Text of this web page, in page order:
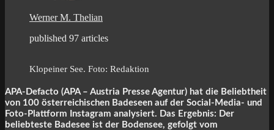
Werner M. Thelian
published 97 articles
Klopeiner See. Foto: Redaktion
APA-Defacto (APA – Austria Presse Agentur) hat die Beliebtheit
von 100 österreichischen Badeseen auf der Social-Media- und
Foto-Plattform Instagram analysiert. Das Ergebnis: Der
beliebteste Badesee ist der Bodensee, gefolgt vom